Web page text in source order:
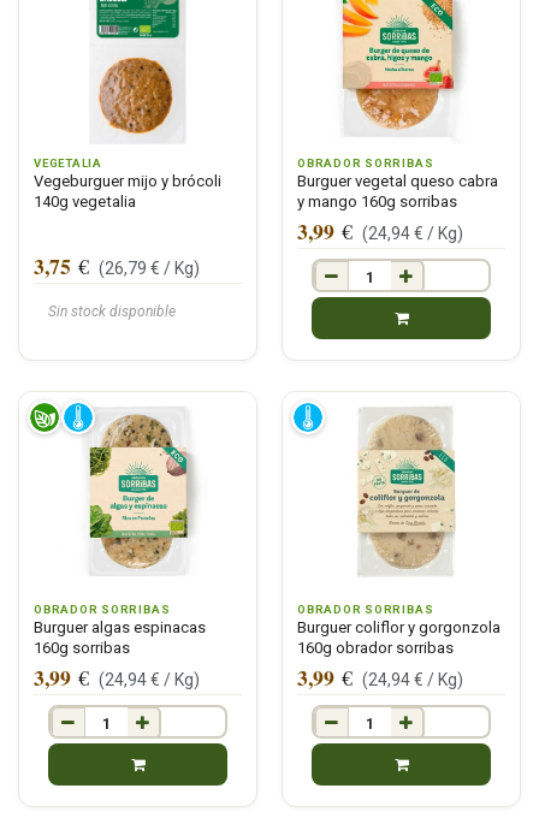
VEGETALIA
Vegeburguer mijo y brócoli
140g vegetalia
Sin stock disponible
3,75 € (26,79 € / Kg)
OBRADOR SORRIBAS
Burguer vegetal queso cabra
y mango 160g sorribas
3,99 € (24,94€ / Kg)
OBRADOR SORRIBAS
Burguer algas espinacas
160g sorribas
3,99 € (24,94€ / Kg)
OBRADOR SORRIBAS
Burguer coliflor y gorgonzola
160g obrador sorribas
3,99 € (24,94€ / Kg)